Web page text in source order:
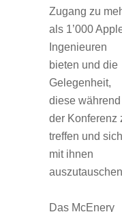
Zugang zu
als 1’000
Ingenieuren
bieten und die
Gelegenheit,
diese während
der Konferenz
treffen und sich
mit ihnen
Das McEnery